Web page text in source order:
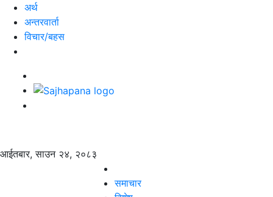
अर्थ
अन्तरवार्ता
विचार/बहस
आईतबार, साउन २४, २०८३
समाचार